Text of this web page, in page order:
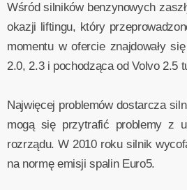
Wśród silników benzynowych
okazji liftingu, który
momentu w ofercie znajdowały
2.0, 2.3 i pochodząca od Volvo 2.5
Najwięcej problemów dostarcza
mogą się przytrafić problemy z
rozrządu. W 2010 roku silnik
na normę emisji spalin Euro5.